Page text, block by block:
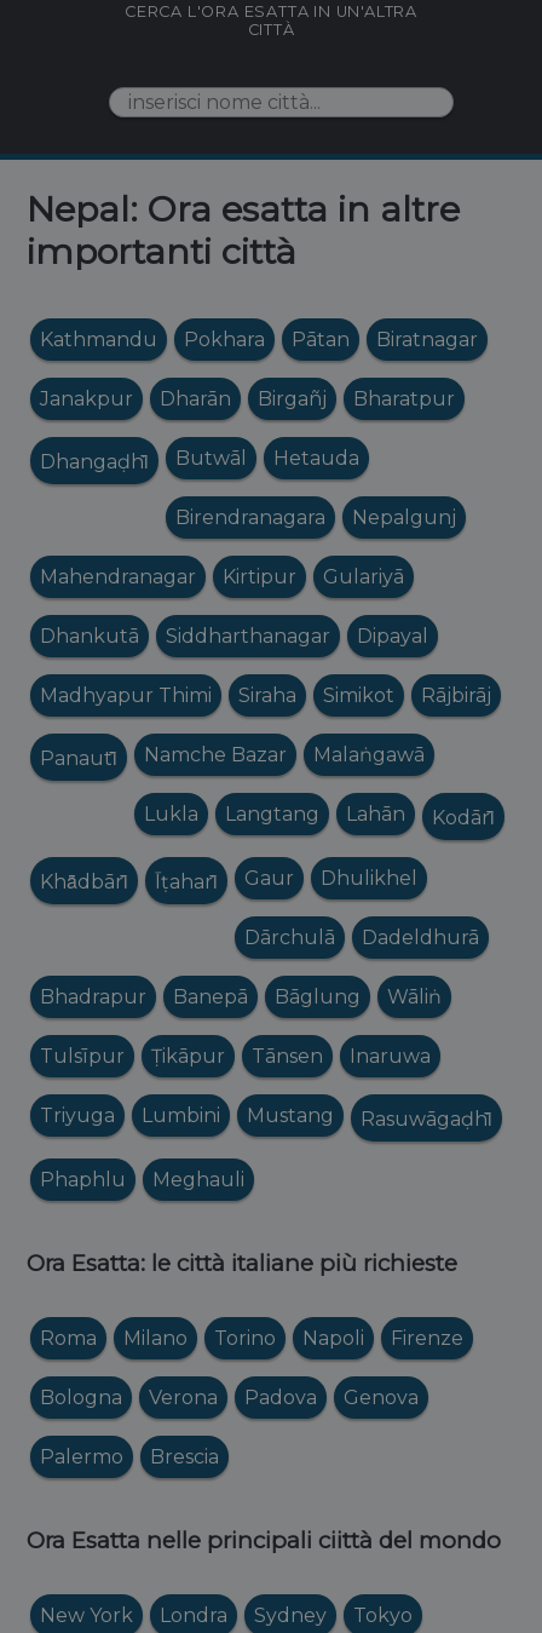
CERCA L'ORA ESATTA IN UN'ALTRA
CITTÀ
Nepal: Ora esatta in altre
importanti città
Kathmandu Pokhara Pātan Biratnagar
Janakpur Dharān Birgañj Bharatpur
Dhangaḍhi̇̄ Butwāl Hetauda
Birendranagara Nepalgunj
Mahendranagar Kirtipur Gulariyā
Dhankutā Siddharthanagar Dipayal
Madhyapur Thimi Siraha Simikot Rājbirāj
Panauti̇̄ Namche Bazar Malaṅgawā
Lukla Langtang Lahān Kodāri̇̄
Khā̃dbāri̇̄ Īṭahari̇̄ Gaur Dhulikhel
Dārchulā Dadeldhurā
Bhadrapur Banepā Bāglung Wāliṅ
Tulsīpur Ṭikāpur Tānsen Inaruwa
Triyuga Lumbini Mustang Rasuwāgaḍhi̇̄
Phaphlu Meghauli
Ora Esatta: le città italiane più richieste
Roma Milano Torino Napoli Firenze
Bologna Verona Padova Genova
Palermo Brescia
Ora Esatta nelle principali ciittà del mondo
New York Londra Sydney Tokyo